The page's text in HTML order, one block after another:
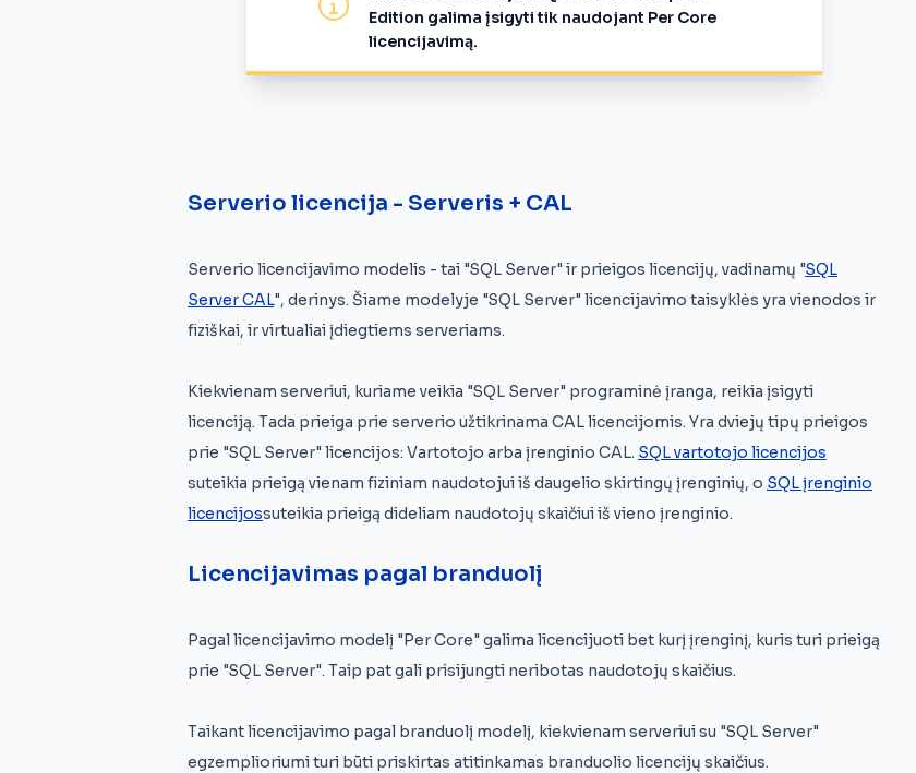
Edition galima įsigyti tik naudojant Per Core
licencijavimą.
Serverio licencija - Serveris + CAL
Serverio licencijavimo modelis - tai "SQL Server" ir prieigos licencijų, vadinamų "SQL
Server CAL", derinys. Šiame modelyje "SQL Server" licencijavimo taisyklės yra vienodos ir
fiziškai, ir virtualiai įdiegtiems serveriams.
Kiekvienam serveriui, kuriame veikia "SQL Server" programinė įranga, reikia įsigyti
licenciją. Tada prieiga prie serverio užtikrinama CAL licencijomis. Yra dviejų tipų prieigos
prie "SQL Server" licencijos: Vartotojo arba įrenginio CAL. SQL vartotojo licencijos
suteikia prieigą vienam fiziniam naudotojui iš daugelio skirtingų įrenginių, o SQL įrenginio
licencijossuteikia prieigą dideliam naudotojų skaičiui iš vieno įrenginio.
Licencijavimas pagal branduolį
Pagal licencijavimo modelį "Per Core" galima licencijuoti bet kurį įrenginį, kuris turi prieigą
prie "SQL Server". Taip pat gali prisijungti neribotas naudotojų skaičius.
Taikant licencijavimo pagal branduolį modelį, kiekvienam serveriui su "SQL Server"
egzemplioriumi turi būti priskirtas atitinkamas branduolio licencijų skaičius.